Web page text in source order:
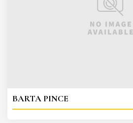
BARTA PINCE